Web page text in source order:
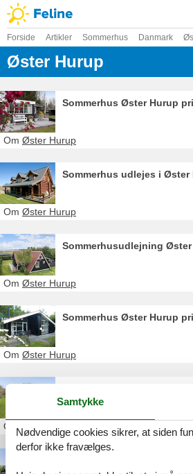
Forside Artikler Sommerhus Danmark
Øster Hurup
Sommerhus Øster Hurup
Om Øster Hurup
Sommerhus udlejes i Øster
Om Øster Hurup
Sommerhusudlejning Øster
Om Øster Hurup
Sommerhus Øster Hurup
Om Øster Hurup
OmØster Hurup
Samtykke
Nødvendige cookies sikrer, at siden
derfor ikke fravælges.